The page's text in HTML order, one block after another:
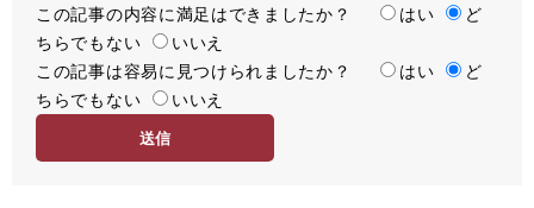
満
足
度
この記事の内容に満足はできましたか？ はい
ど
ちらでもない
いいえ
容
易
この記事は容易に見つけられましたか？ はい
ど
ちらでもない
いいえ